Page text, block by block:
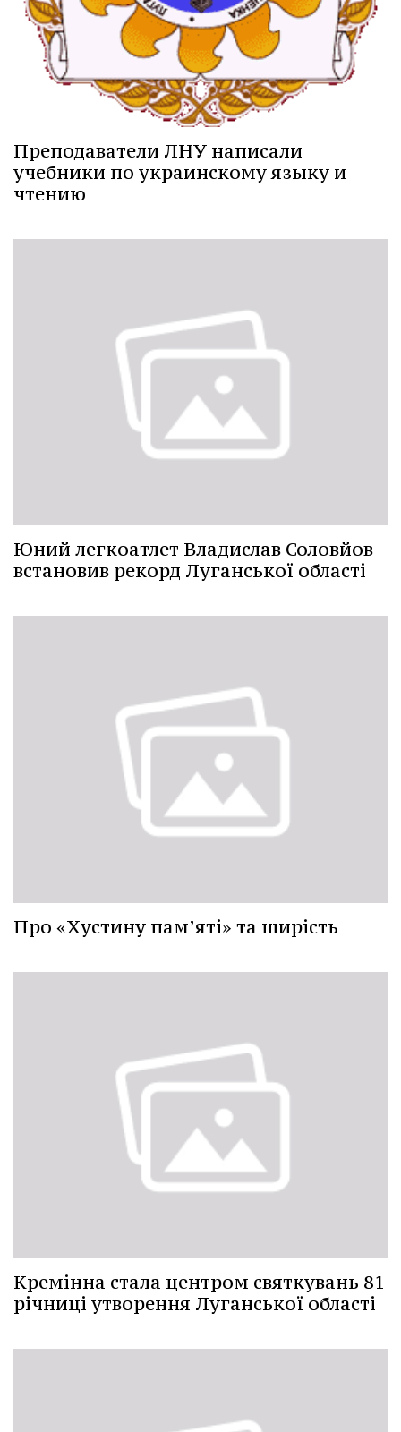
Преподаватели ЛНУ написали
учебники по украинскому языку и
чтению
Юний легкоатлет Владислав Соловйов
встановив рекорд Луганської області
Про «Хустину пам’яті» та щирість
Кремінна стала центром святкувань 81
річниці утворення Луганської області